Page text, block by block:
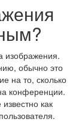
изображения.
обычно это
на то, сколько
конференции.
как